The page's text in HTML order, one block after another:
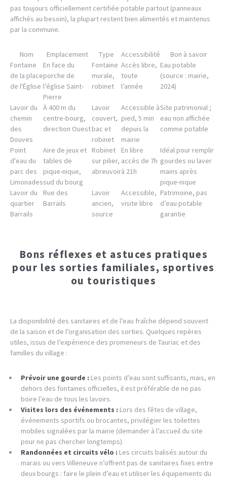
pas toujours officiellement certifiée potable partout (panneaux
affichés au besoin), la plupart restent bien alimentés et maintenus
par la commune.
Nom Emplacement Type Accessibilité
Bon à savoir
Fontaine
de la place
de l'Église
En face du
porche de
l’église Saint-
Pierre
Fontaine
murale,
robinet
Accès libre,
toute
l’année
Eau potable
(source : mairie,
2024)
Lavoir du
chemin
des
Douves
À 400 m du
centre-bourg,
direction Ouest
Lavoir
couvert,
bac et
robinet
Accessible à
pied, 5 min
depuis la
mairie
Site patrimonial ;
eau non affichée
comme potable
Point
d'eau du
parc des
Limonades
Aire de jeux et
tables de
pique-nique,
sud du bourg
Robinet
sur pilier,
abreuvoir
En libre
accès de 7h
à 21h
Idéal pour remplir
gourdes ou laver
mains après
pique-nique
Lavoir du
quartier
Barrails
Rue des
Barrails
Lavoir
ancien,
source
Accessible,
visite libre
Patrimoine, pas
d’eau potable
garantie
Bons réflexes et astuces pratiques
pour les sorties familiales, sportives
ou touristiques
La disponibilité des sanitaires et de l’eau fraîche dépend souvent
de la saison et de l’organisation des sorties. Quelques repères
utiles, issus de l’expérience des promeneurs de Tauriac et des
familles du village :
Prévoir une gourde : Les points d’eau sont suffisants, mais, en
dehors des fontaines officielles, il est préférable de ne pas
boire l’eau de tous les lavoirs.
Visites lors des événements : Lors des fêtes de village,
événements sportifs ou brocantes, privilégier les toilettes
mobiles signalées par la mairie (demander à l’accueil du site
pour ne pas chercher longtemps).
Randonnées et circuits vélo : Les circuits balisés autour du
marais ou vers Villeneuve n’offrent pas de sanitaires fixes entre
deux bourgs : faire le plein d’eau et utiliser les équipements du